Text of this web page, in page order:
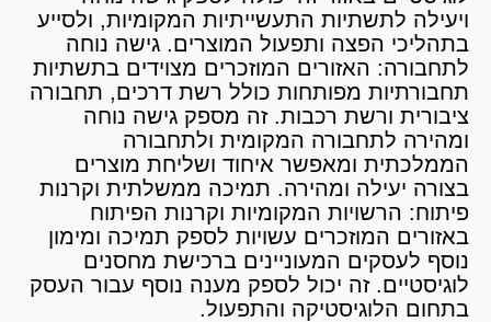
ויעילה לתשתיות התעשייתיות המקומיות, ולסייע
בתהליכי הפצה ותפעול המוצרים. גישה נוחה
לתחבורה: האזורים המוזכרים מצוידים בתשתיות
תחבורתיות מפותחות כולל רשת דרכים, תחבורה
ציבורית ורשת רכבות. זה מספק גישה נוחה
ומהירה לתחבורה המקומית ולתחבורה
הממלכתית ומאפשר איחוד ושליחת מוצרים
בצורה יעילה ומהירה. תמיכה ממשלתית וקרנות
פיתוח: הרשויות המקומיות וקרנות הפיתוח
באזורים המוזכרים עשויות לספק תמיכה ומימון
נוסף לעסקים המעוניינים ברכישת מחסנים
לוגיסטיים. זה יכול לספק מענה נוסף עבור העסק
בתחום הלוגיסטיקה והתפעול.